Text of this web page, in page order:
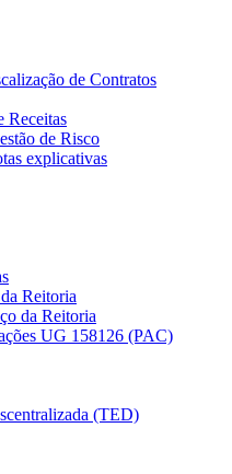
de Contratos
Receitas
de Risco
explicativas
Reitoria
da Reitoria
UG 158126 (PAC)
(TED)